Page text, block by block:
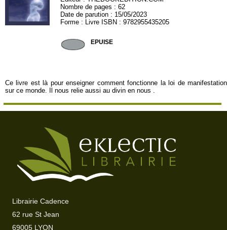
Nombre de pages : 62
Date de parution : 15/05/2023
Forme : Livre ISBN : 9782955435205
EPUISE
Ce livre est là pour enseigner comment fonctionne la loi de manifestation
sur ce monde. Il nous relie aussi au divin en nous .
Librairie Cadence
62 rue St Jean
69005 LYON